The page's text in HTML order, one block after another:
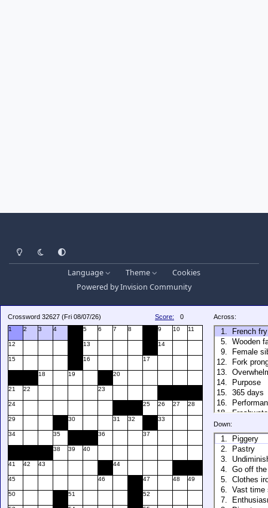
Light ModeDark ModeSystem Preference
Language Theme
Cookies
Powered byInvision Community